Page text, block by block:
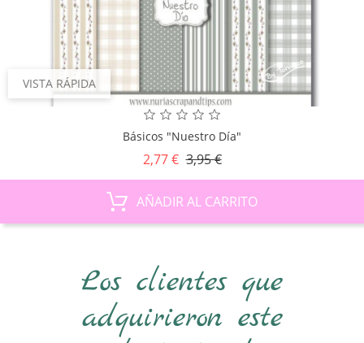
VISTA RÁPIDA
Básicos "Nuestro Día"
2,77 € Precio
3,95 €Precio
AÑADIR AL CARRITO
Los clientes que
adquirieron este